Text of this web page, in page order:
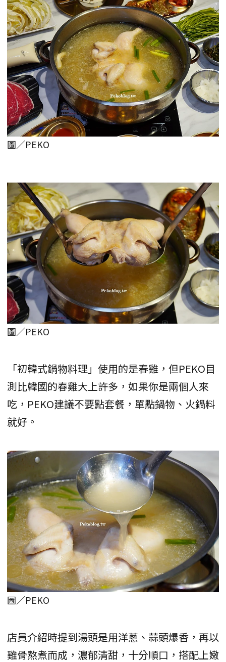
圖／PEKO
圖／PEKO
「初韓式鍋物料理」使用的是春雞，但PEKO目
測比韓國的春雞大上許多，如果你是兩個人來
吃，PEKO建議不要點套餐，單點鍋物、火鍋料
就好。
圖／PEKO
店員介紹時提到湯頭是用洋蔥、蒜頭爆香，再以
雞骨熬煮而成，濃郁清甜，十分順口，搭配上嫩